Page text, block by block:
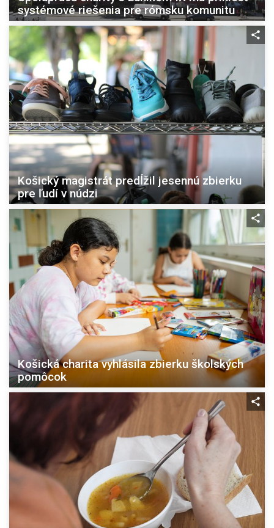
systémové riešenia pre rómsku komunitu
Košický magistrát predĺžil jesennú zbierku
pre ľudí v núdzi
Košická charita vyhlásila zbierku školských
pomôcok